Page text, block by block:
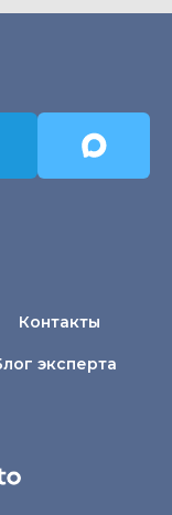
Контакты
эксперта